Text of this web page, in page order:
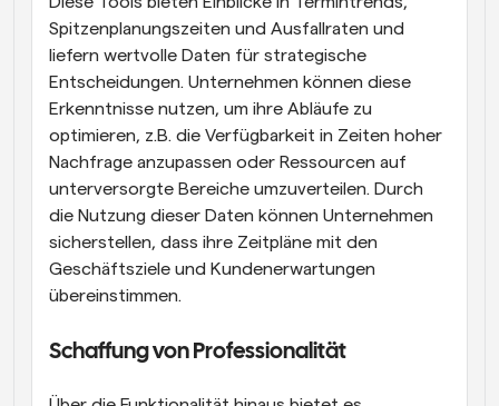
Spitzenplanungszeiten und Ausfallraten und
liefern wertvolle Daten für strategische
Entscheidungen. Unternehmen können diese
Erkenntnisse nutzen, um ihre Abläufe zu
optimieren, z.B. die Verfügbarkeit in Zeiten hoher
Nachfrage anzupassen oder Ressourcen auf
unterversorgte Bereiche umzuverteilen. Durch
die Nutzung dieser Daten können Unternehmen
sicherstellen, dass ihre Zeitpläne mit den
Geschäftsziele und Kundenerwartungen
übereinstimmen.
Schaffung von Professionalität